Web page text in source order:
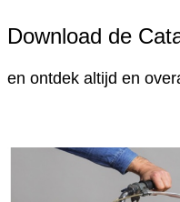
Download de
en ontdek altijd en